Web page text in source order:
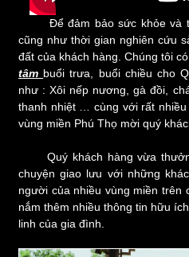
Để đảm bảo sức khỏe và
cũng như thời gian nghiên cứu
đất của khách hàng. Chúng tôi
tâm buổi trưa, buổi chiều cho
như : Xôi nếp nương, gà đồi,
thanh nhiệt … cùng với rất
vùng miền Phú Thọ mời quý
Quý khách hàng vừa
chuyện giao lưu với những
người của nhiều vùng miền trên
nắm thêm nhiều thông tin hữu
linh của gia đình.